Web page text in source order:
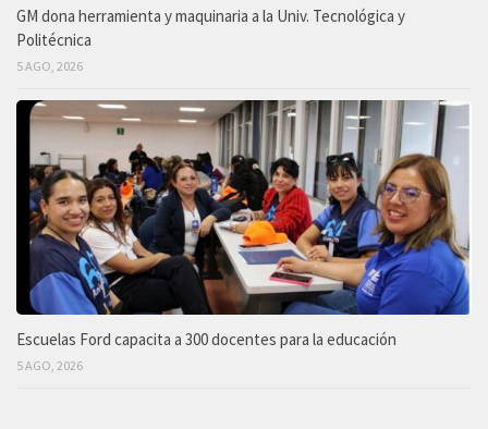
GM dona herramienta y maquinaria a la Univ. Tecnológica y
Politécnica
5 AGO, 2026
Escuelas Ford capacita a 300 docentes para la educación
5 AGO, 2026